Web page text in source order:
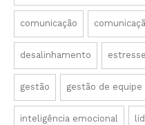
comunicação
desalinhamento
gestão gestão de
inteligência emocional